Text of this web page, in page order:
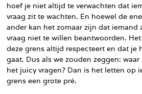
hoef je niet altijd te verwachten dat
vraag zit te wachten. En hoewel de
ander kan het zomaar zijn dat iemand
vraag niet te willen beantwoorden.
deze grens altijd respecteert en dat je
gaat. Dus als we zouden zeggen:
het juicy vragen? Dan is het letten op
grens een grote pré.